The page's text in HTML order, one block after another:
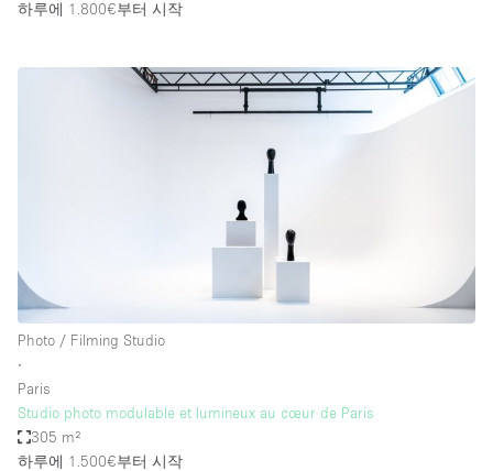
하루에 1.800€부터 시작
Photo / Filming Studio
∙
Paris
Studio photo modulable et lumineux au cœur de Paris
305 m²
하루에 1.500€부터 시작